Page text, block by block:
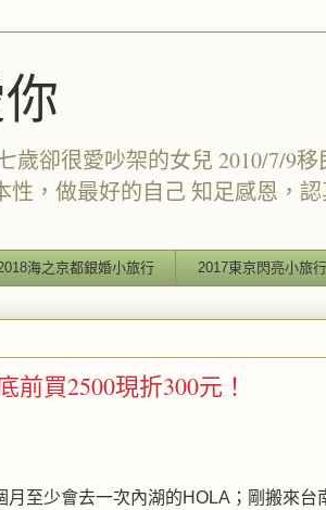
歲卻很愛吵架的女兒 2010/7/9
，做最好的自己 知足感恩，
海之京都銀婚小旅行 2017東京閃亮小旅行
前買2500現折300元！
至少會去一次內湖的HOLA；剛搬來台